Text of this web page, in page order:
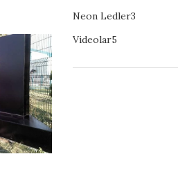
Neon Ledler3
Videolar5